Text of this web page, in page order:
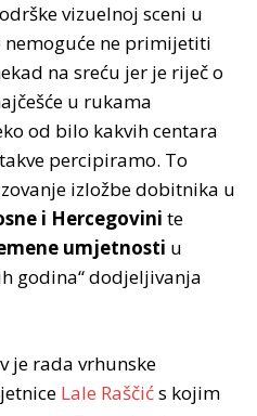
vizuelnoj sceni u
nemoguće ne primijetiti
na sreću jer je riječ o
u rukama
od bilo kakvih centara
percipiramo. To
izložbe dobitnika u
i Hercegovini te
umjetnosti u
godina“ dodjeljivanja
je rada vrhunske
Lale Raščićs kojim